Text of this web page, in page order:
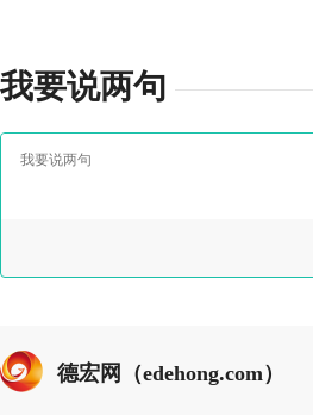
我要说两句
德宏网（edehong.com）